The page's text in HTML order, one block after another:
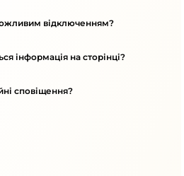
відключенням?
інформація на сторінці?
сповіщення?